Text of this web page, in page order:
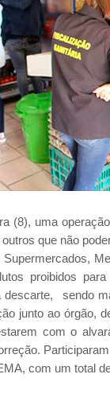
(8), uma
que não
proibidos
descarte, sendo
junto ao órgão,
com o
com um total